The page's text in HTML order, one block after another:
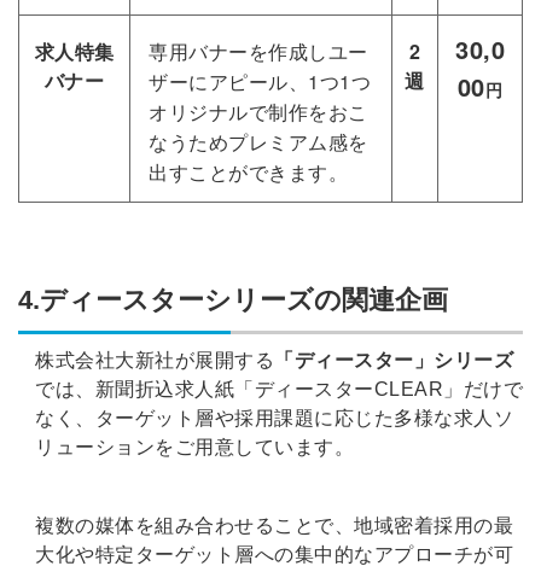
求人特集
バナー
専用バナーを作成しユー
ザーにアピール、1つ1つ
オリジナルで制作をおこ
なうためプレミアム感を
出すことができます。
2
週
30,0
00円
4.ディースターシリーズの関連企画
株式会社大新社が展開する
「ディースター」シリーズ
では、新聞折込求人紙「ディースターCLEAR」だけで
なく、ターゲット層や採用課題に応じた多様な求人ソ
リューションをご用意しています。
複数の媒体を組み合わせることで、地域密着採用の最
大化や特定ターゲット層への集中的なアプローチが可
みんなの採用部があなたの許可なく投稿すること
はありません